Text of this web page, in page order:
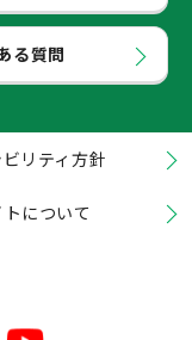
る質問
リティ方針
について